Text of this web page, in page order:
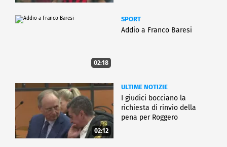
02:18
SPORT
Addio a Franco Baresi
02:12
ULTIME NOTIZIE
I giudici bocciano la
richiesta di rinvio della
pena per Roggero